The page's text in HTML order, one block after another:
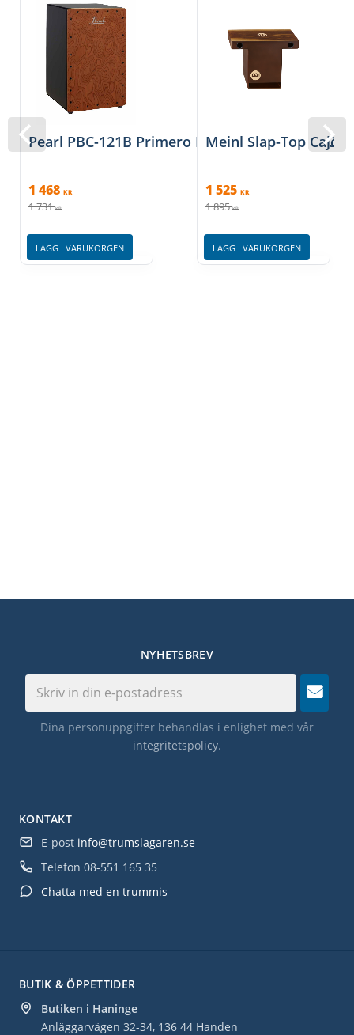
Pearl PBC-121B Primero Box Cajon, Figured
1 468 KR
1 731 KR
LÄGG I VARUKORGEN
Meinl Slap-Top Cajon
1 525 KR
1 895 KR
LÄGG I VARUKORGEN
BUTIK & ÖPPETTIDER
Butiken i Haninge
Anläggarvägen 32-34, 136 44 Handen
KONTAKT
E-post info@trumslagaren.se
Telefon 08-551 165 35
Chatta med en trummis
NYHETSBREV
Dina personuppgifter behandlas i enlighet med vår
integritetspolicy.